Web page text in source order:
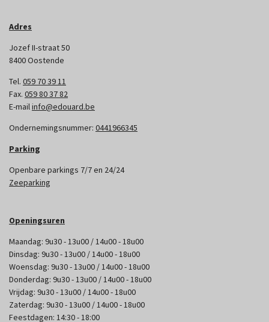
Adres
Jozef II-straat 50
8400 Oostende
Tel. 059 70 39 11
Fax. 059 80 37 82
E-mailinfo@edouard.be
Ondernemingsnummer: 0441966345
Parking
Openbare parkings 7/7 en 24/24
Zeeparking
Openingsuren
Maandag: 9u30 - 13u00 / 14u00 - 18u00
Dinsdag: 9u30 - 13u00 / 14u00 - 18u00
Woensdag: 9u30 - 13u00 / 14u00 - 18u00
Donderdag: 9u30 - 13u00 / 14u00 - 18u00
Vrijdag: 9u30 - 13u00 / 14u00 - 18u00
Zaterdag: 9u30 - 13u00 / 14u00 - 18u00
Feestdagen: 14:30 - 18:00